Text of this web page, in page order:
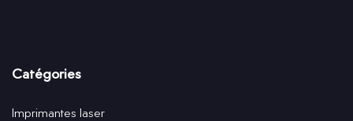
Catégories
Imprimantes laser